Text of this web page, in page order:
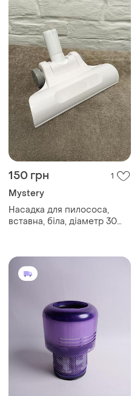
150 грн 1
Mystery
Насадка для пилососа,
вставна, біла, діаметр 30